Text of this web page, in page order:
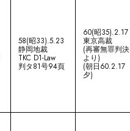
58(昭33).5.23
静岡地裁
TKC D1-Law
判タ81号94頁
60(昭35).2.17
東京高裁
(再審無罪判決
より)
(朝日60.2.17
夕)